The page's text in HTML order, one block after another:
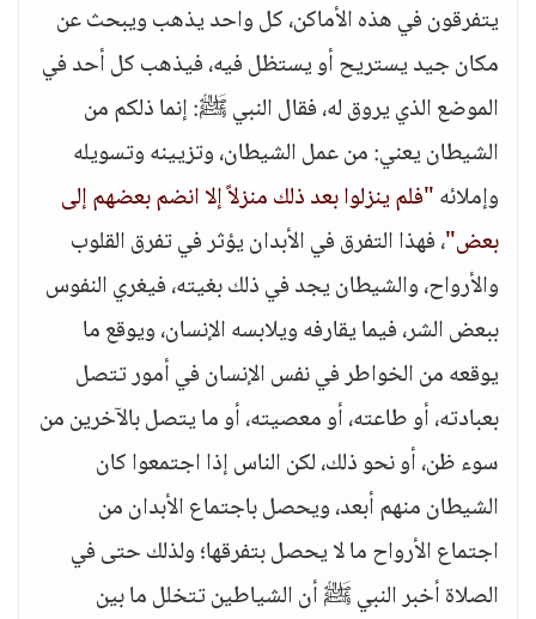
يتفرقون في هذه الأماكن، كل واحد يذهب ويبحث عن
مكان جيد يستريح أو يستظل فيه، فيذهب كل أحد في
الموضع الذي يروق له، فقال النبي ﷺ: إنما ذلكم من
الشيطان يعني: من عمل الشيطان، وتزيينه وتسويله
وإملائه"فلم ينزلوا بعد ذلك منزلاً إلا انضم بعضهم إلى
بعض"، فهذا التفرق في الأبدان يؤثر في تفرق القلوب
والأرواح، والشيطان يجد في ذلك بغيته، فيغري النفوس
ببعض الشر، فيما يقارفه ويلابسه الإنسان، ويوقع ما
يوقعه من الخواطر في نفس الإنسان في أمور تتصل
بعبادته، أو طاعته، أو معصيته، أو ما يتصل بالآخرين من
سوء ظن، أو نحو ذلك، لكن الناس إذا اجتمعوا كان
الشيطان منهم أبعد، ويحصل باجتماع الأبدان من
اجتماع الأرواح ما لا يحصل بتفرقها؛ ولذلك حتى في
الصلاة أخبر النبي ﷺ أن الشياطين تتخلل ما بين